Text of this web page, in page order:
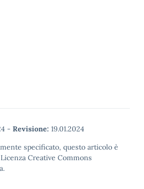
- Revisione: 19.01.2024
specificato, questo articolo è
Creative Commons